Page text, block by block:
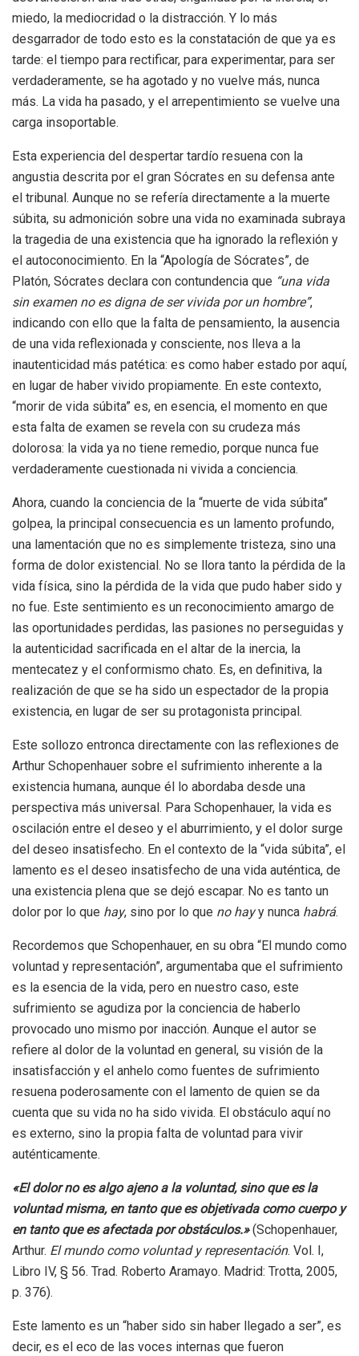
miedo, la mediocridad o la distracción. Y lo más
desgarrador de todo esto es la constatación de que ya es
tarde: el tiempo para rectificar, para experimentar, para ser
verdaderamente, se ha agotado y no vuelve más, nunca
más. La vida ha pasado, y el arrepentimiento se vuelve una
carga insoportable.
Esta experiencia del despertar tardío resuena con la
angustia descrita por el gran Sócrates en su defensa ante
el tribunal. Aunque no se refería directamente a la muerte
súbita, su admonición sobre una vida no examinada subraya
la tragedia de una existencia que ha ignorado la reflexión y
el autoconocimiento. En la “Apología de Sócrates”, de
Platón, Sócrates declara con contundencia que “una vida
sin examen no es digna de ser vivida por un hombre”,
indicando con ello que la falta de pensamiento, la ausencia
de una vida reflexionada y consciente, nos lleva a la
inautenticidad más patética: es como haber estado por aquí,
en lugar de haber vivido propiamente. En este contexto,
“morir de vida súbita” es, en esencia, el momento en que
esta falta de examen se revela con su crudeza más
dolorosa: la vida ya no tiene remedio, porque nunca fue
verdaderamente cuestionada ni vivida a conciencia.
Ahora, cuando la conciencia de la “muerte de vida súbita”
golpea, la principal consecuencia es un lamento profundo,
una lamentación que no es simplemente tristeza, sino una
forma de dolor existencial. No se llora tanto la pérdida de la
vida física, sino la pérdida de la vida que pudo haber sido y
no fue. Este sentimiento es un reconocimiento amargo de
las oportunidades perdidas, las pasiones no perseguidas y
la autenticidad sacrificada en el altar de la inercia, la
mentecatez y el conformismo chato. Es, en definitiva, la
realización de que se ha sido un espectador de la propia
existencia, en lugar de ser su protagonista principal.
Este sollozo entronca directamente con las reflexiones de
Arthur Schopenhauer sobre el sufrimiento inherente a la
existencia humana, aunque él lo abordaba desde una
perspectiva más universal. Para Schopenhauer, la vida es
oscilación entre el deseo y el aburrimiento, y el dolor surge
del deseo insatisfecho. En el contexto de la “vida súbita”, el
lamento es el deseo insatisfecho de una vida auténtica, de
una existencia plena que se dejó escapar. No es tanto un
dolor por lo que hay, sino por lo que no hayy nunca habrá.
Recordemos que Schopenhauer, en su obra “El mundo como
voluntad y representación”, argumentaba que el sufrimiento
es la esencia de la vida, pero en nuestro caso, este
sufrimiento se agudiza por la conciencia de haberlo
provocado uno mismo por inacción. Aunque el autor se
refiere al dolor de la voluntad en general, su visión de la
insatisfacción y el anhelo como fuentes de sufrimiento
resuena poderosamente con el lamento de quien se da
cuenta que su vida no ha sido vivida. El obstáculo aquí no
es externo, sino la propia falta de voluntad para vivir
auténticamente.
«El dolor no es algo ajeno a la voluntad, sino que es la
voluntad misma, en tanto que es objetivada como cuerpo y
en tanto que es afectada por obstáculos.»(Schopenhauer,
Arthur. El mundo como voluntad y representación. Vol. I,
Libro IV, § 56. Trad. Roberto Aramayo. Madrid: Trotta, 2005,
p. 376).
Este lamento es un “haber sido sin haber llegado a ser”, es
decir, es el eco de las voces internas que fueron